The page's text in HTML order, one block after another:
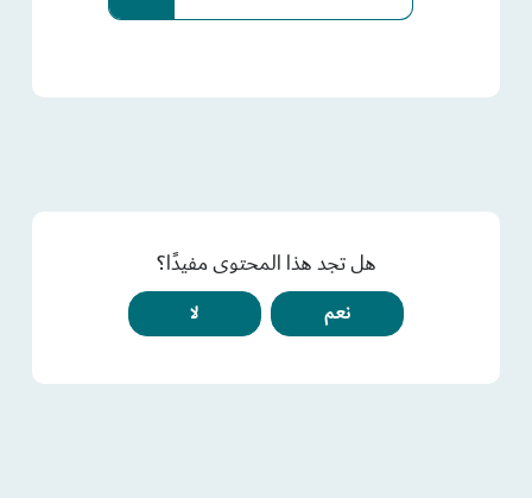
هل تجد هذا المحتوى مفيدًا؟
نعم